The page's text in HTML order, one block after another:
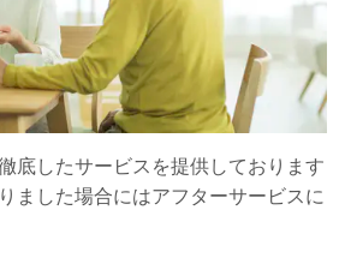
底したサービスを提供しております
ました場合にはアフターサービスに